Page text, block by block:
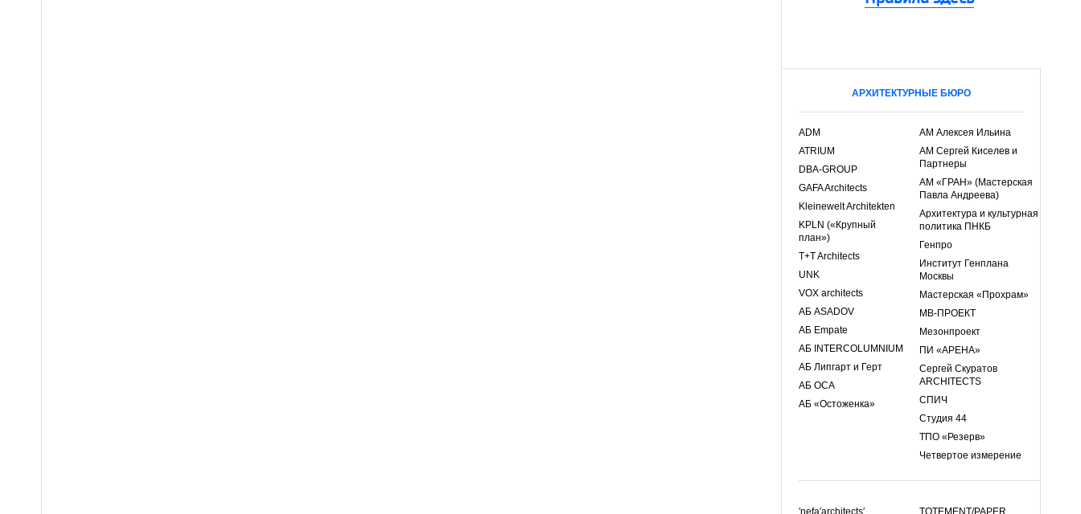
АРХИТЕКТУРНЫЕ БЮРО
ADM
ATRIUM
DBA-GROUP
GAFA Architects
Kleinewelt Architekten
KPLN («Крупный
план»)
T+T Architects
UNK
VOX architects
АБ ASADOV
АБ Empate
АБ INTERCOLUMNIUM
АБ Липгарт и Герт
АБ ОСА
АБ «Остоженка»
АМ Алексея Ильина
АМ Сергей Киселев и
Партнеры
АМ «ГРАН» (Мастерская
Павла Андреева)
Архитектура и культурная
политика ПНКБ
Генпро
Институт Генплана
Москвы
Мастерская «Прохрам»
МВ-ПРОЕКТ
Мезонпроект
ПИ «АРЕНА»
Сергей Скуратов
ARCHITECTS
СПИЧ
Студия 44
ТПО «Резерв»
Четвертое измерение
′nefa′architects′
TOTEMENT/PAPER